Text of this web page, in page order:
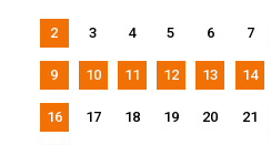
2 3 4 5 6 7
9 10 11 12 13 14
16 17 18 19 20 21